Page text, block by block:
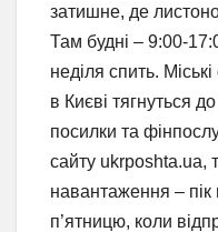
затишне, де
Там будні – 9:00-
неділя спить.
в Києві тягнуться
посилки та
сайту ukrposhta.ua,
навантаження –
п’ятницю, коли